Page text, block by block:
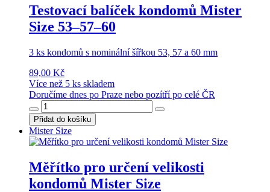
Testovací balíček kondomů Mister
Size 53–57–60
3 ks kondomů s nominální šířkou 53, 57 a 60 mm
89,00 Kč
Více než 5 ks skladem
Doručíme dnes po Praze nebo pozítří po celé ČR
Přidat do košíku
Mister Size
Měřítko pro určení velikosti
kondomů Mister Size